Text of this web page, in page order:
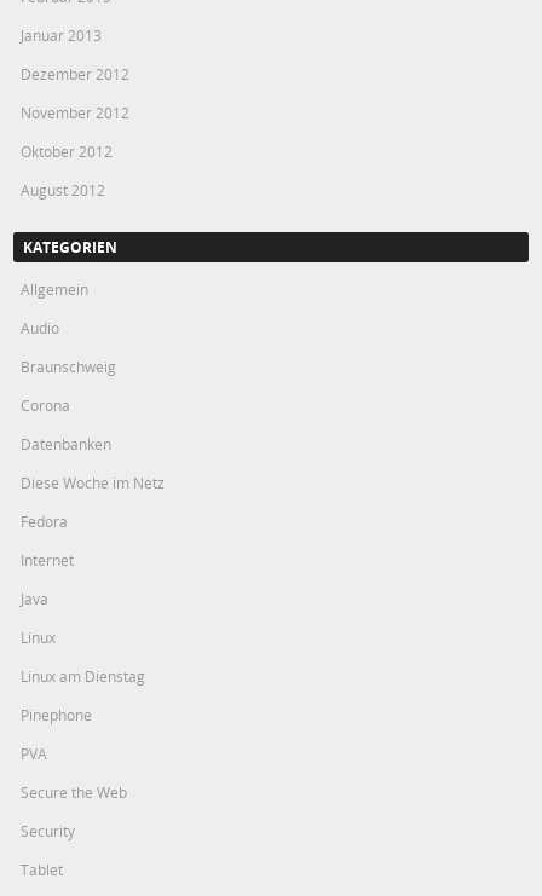
Januar 2013
Dezember 2012
November 2012
Oktober 2012
August 2012
KATEGORIEN
Allgemein
Audio
Braunschweig
Corona
Datenbanken
Diese Woche im Netz
Fedora
Internet
Java
Linux
Linux am Dienstag
Pinephone
PVA
Secure the Web
Security
Tablet